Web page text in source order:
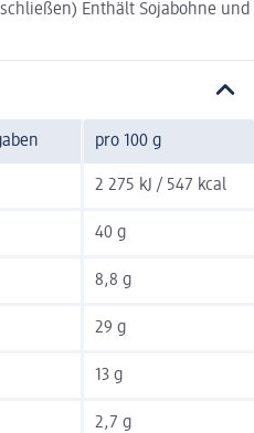
Enthält Sojabohne und
pro 100 g
2 275 kJ / 547 kcal
40 g
8,8 g
29 g
13 g
2,7 g